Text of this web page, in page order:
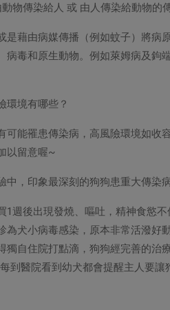
物傳染給人 或 由人傳染給動物的
是藉由病媒傳播（例如蚊子）將病
病毒和原生動物。例如萊姆病及鉤
環境有哪些？
可能罹患傳染病，高風險環境如收
以留意喔~
中，印象最深刻的狗狗患重大傳染
1週後出現發燒、嘔吐，精神食慾
為犬小病毒感染，原本非常活潑好
獨自住院打點滴，狗狗經完善的治
到醫院看到幼犬都會提醒主人要